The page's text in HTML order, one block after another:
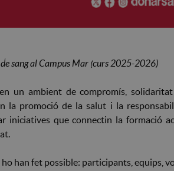
sang al Campus Mar (curs 2025-2026)
un ambient de compromís,
la promoció de la salut i la
iniciatives que connectin la formació
ho han fet possible: participants, equips,